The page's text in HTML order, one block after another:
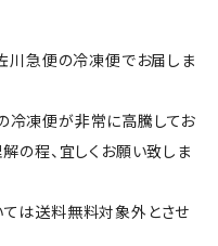
急便の冷凍便でお届しま
凍便が非常に高騰してお
の程、宜しくお願い致しま
は送料無料対象外とさせ